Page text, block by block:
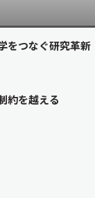
をつなぐ研究革新
約を越える